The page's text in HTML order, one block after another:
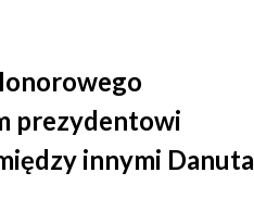
prezydentowi
innymi Danuta